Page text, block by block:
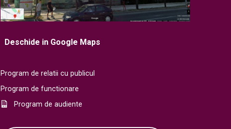
Deschide in Google Maps
Program de relatii cu publicul
Program de functionare
Program de audiente